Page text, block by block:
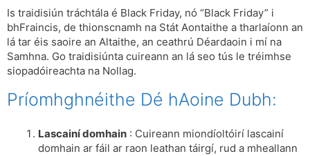
Is traidisiún tráchtála é Black Friday, nó “Black Friday” i
bhFraincis, de thionscnamh na Stát Aontaithe a tharlaíonn an
lá tar éis saoire an Altaithe, an ceathrú Déardaoin i mí na
Samhna. Go traidisiúnta cuireann an lá seo tús le tréimhse
siopadóireachta na Nollag.
Príomhghnéithe Dé hAoine Dubh:
Lascainí domhain : Cuireann miondíoltóirí lascainí
domhain ar fáil ar raon leathan táirgí, rud a mheallann